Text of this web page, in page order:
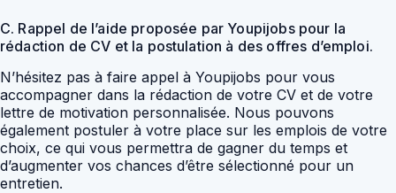
C. Rappel de l’aide proposée par Youpijobs pour la
rédaction de CV et la postulation à des offres d’emploi.
N’hésitez pas à faire appel à Youpijobs pour vous
accompagner dans la rédaction de votre CV et de votre
lettre de motivation personnalisée. Nous pouvons
également postuler à votre place sur les emplois de votre
choix, ce qui vous permettra de gagner du temps et
d’augmenter vos chances d’être sélectionné pour un
entretien.